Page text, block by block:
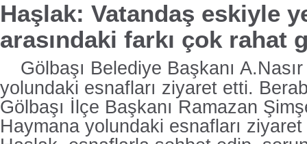
Haşlak: Vatandaş eskiyle
arasındaki farkı çok rahat
Gölbaşı Belediye Başkanı
yolundaki esnafları ziyaret etti.
Gölbaşı İlçe Başkanı Ramazan
Haymana yolundaki esnafları